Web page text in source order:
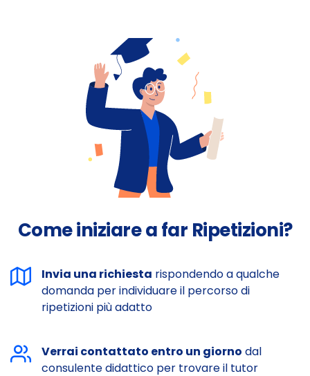
Come iniziare a far Ripetizioni?
Invia una richiesta rispondendo a qualche
domanda per individuare il percorso di
ripetizioni più adatto
Verrai contattato entro un giorno dal
consulente didattico per trovare il tutor